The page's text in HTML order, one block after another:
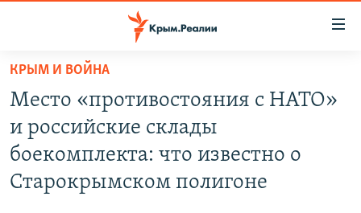
Вернуться
основному
содержанию
Вернутся
главной
СПЕЦПРОЕКТЫ
ВОДА
ИСТОРИЯ
КРЫМ И ВОЙНА
Место «противостояния с НАТО»
и российские склады
боекомплекта: что известно о
Старокрымском полигоне